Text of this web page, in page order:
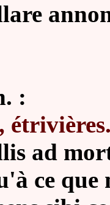
:
ad
ce que